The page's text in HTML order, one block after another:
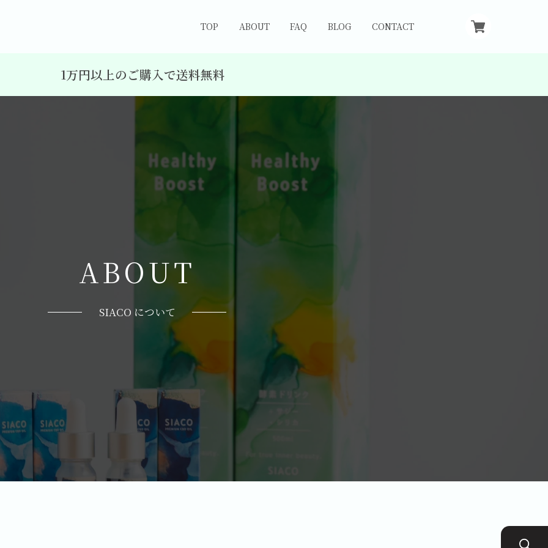
TOP ABOUT FAQ BLOG CONTACT
1万円以上のご購入で送料無料
ABOUT
SIACO について